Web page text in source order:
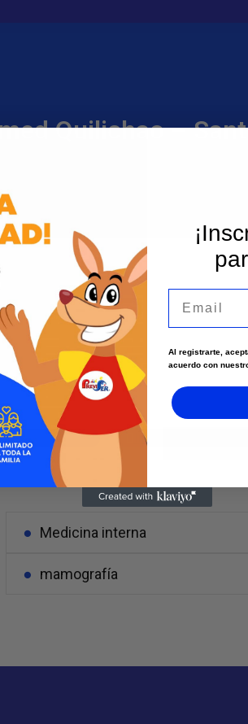
Quilichao –
Instagram
Medicina interna
mamografía
Al registrarte,
acuerdo con